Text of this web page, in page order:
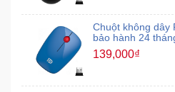
pháp
Chuột không dây
bảo hành 24
139,000₫